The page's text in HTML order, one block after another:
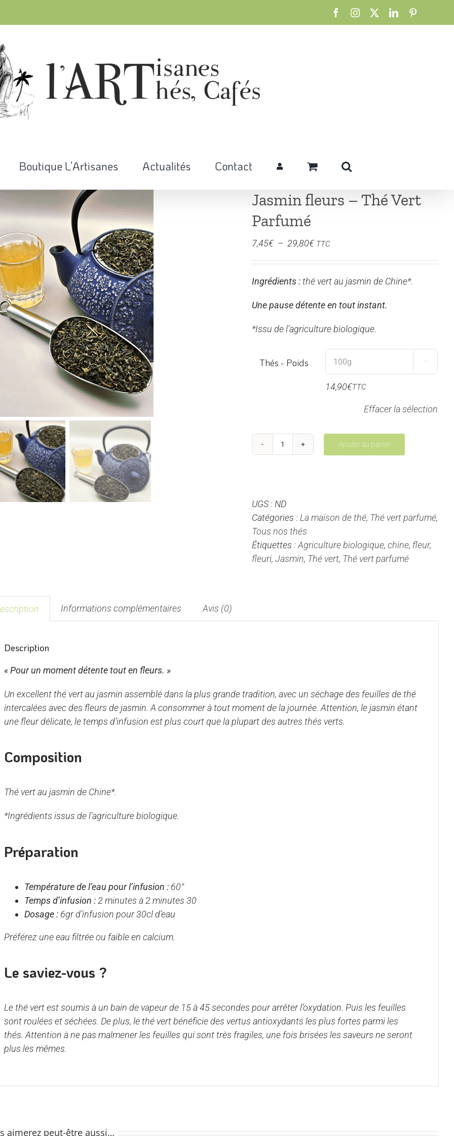
FacebookInstagram LinkedIn
Boutique L’Artisanes Actualités Contact
Jasmin fleurs – Thé Vert
Parfumé
7,45€ – 29,80€Plage
7,45€
29,80€
TTC
Ingrédients :thé vert au jasmin de Chine*.
Une pause détente en tout instant.
*Issu de l’agriculture biologique.
Thés - Poids 
14,90€TTC
Effacer la sélection
quantité
-
Thé
Vert
Parfumé
Ajouter au panier
UGS : ND
Catégories : La maison de thé, Thé vert parfumé,
Tous nos thés
Étiquettes :Agriculture biologique,chine, fleur,
fleuri,Jasmin, Thé vert, Thé vert parfumé
Informations complémentaires Avis (0)
Description
« Pour un moment détente tout en fleurs. »
Un excellent thé vert au jasmin assemblé dans la plus grande tradition, avec un séchage des feuilles de thé
intercalées avec des fleurs de jasmin. A consommer à tout moment de la journée. Attention, le jasmin étant
une fleur délicate, le temps d’infusion est plus court que la plupart des autres thés verts.
Composition
Thé vert au jasmin de Chine*.
*Ingrédients issus de l’agriculture biologique.
Préparation
Température de l’eau pour l’infusion : 60°
Temps d’infusion : 2 minutes à 2 minutes 30
Dosage : 6gr d’infusion pour 30cl d’eau
Préférez une eau filtrée ou faible en calcium.
Le saviez-vous ?
Le thé vert est soumis à un bain de vapeur de 15 à 45 secondes pour arrêter l’oxydation. Puis les feuilles
sont roulées et séchées. De plus, le thé vert bénéficie des vertus antioxydants les plus fortes parmi les
thés. Attention à ne pas malmener les feuilles qui sont très fragiles, une fois brisées les saveurs ne seront
plus les mêmes.
aimerez peut-être aussi…